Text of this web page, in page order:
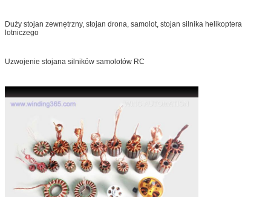
Duży stojan zewnętrzny, stojan drona, samolot, stojan silnika helikoptera
lotniczego
Uzwojenie stojana silników samolotów RC